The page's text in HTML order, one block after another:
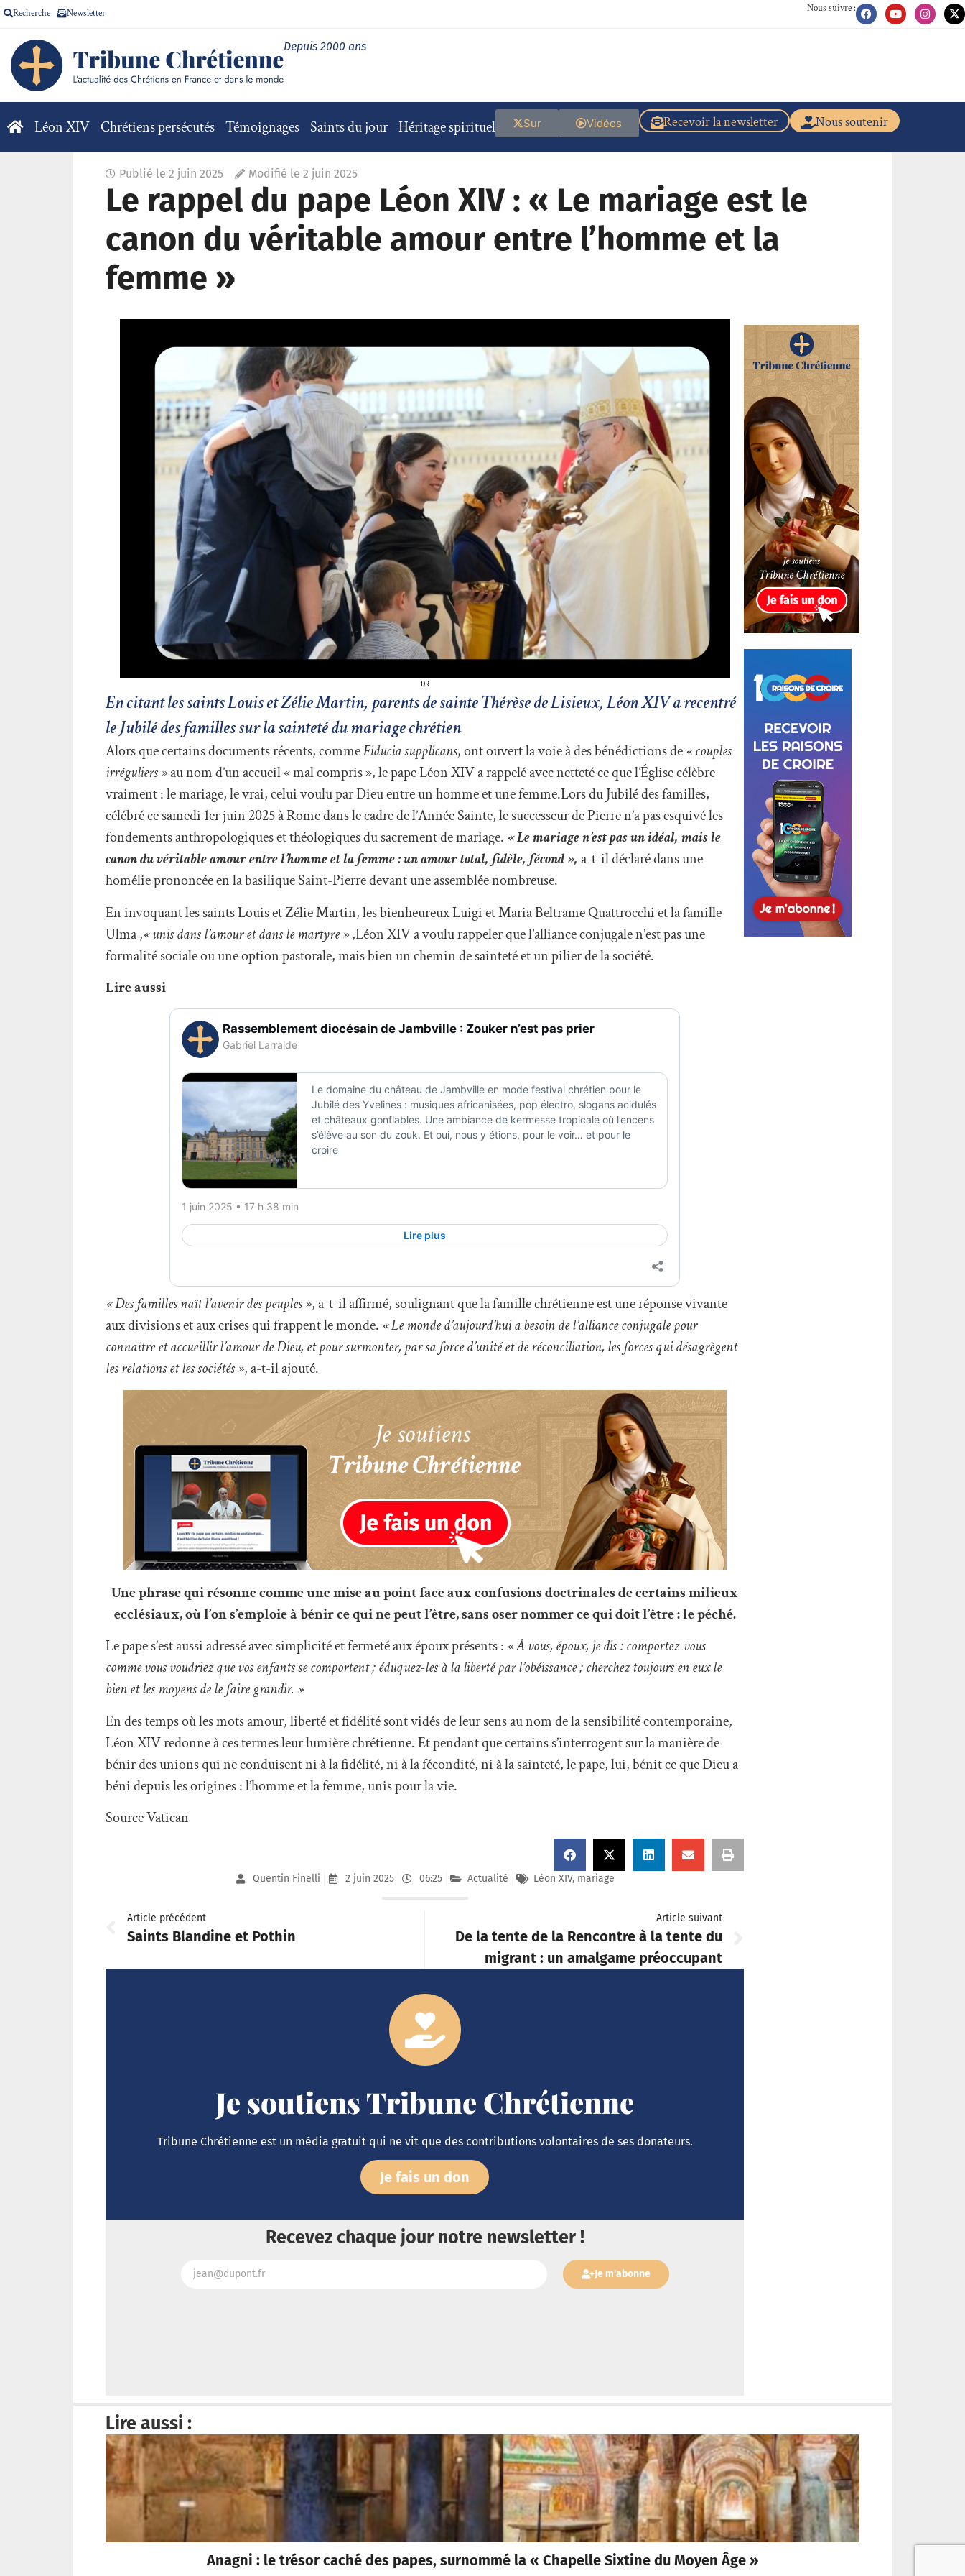
Recherche Newsletter Nous suivre :
Depuis 2000 ans
Léon XIV Chrétiens persécutés Témoignages Saints du jour Héritage spirituel Nous soutenir
Recevoir la newsletter
Vidéos
Sur
Publié le 2 juin 2025 Modifié le 2 juin 2025
Le rappel du pape Léon XIV : « Le mariage est le
canon du véritable amour entre l’homme et la
femme »
DR
En citant les saints Louis et Zélie Martin, parents de sainte Thérèse de Lisieux, Léon XIV a recentré
le Jubilé des familles sur la sainteté du mariage chrétien
Alors que certains documents récents, commeFiducia supplicans, ont ouvert la voie à des bénédictions de« couples
irréguliers »au nom d’un accueil « mal compris », le pape Léon XIV a rappelé avec netteté ce que l’Église célèbre
vraiment : le mariage, le vrai, celui voulu par Dieu entre un homme et une femme.Lors du Jubilé des familles,
célébré ce samedi 1er juin 2025 à Rome dans le cadre de l’Année Sainte, le successeur de Pierre n’a pas esquivé les
fondements anthropologiques et théologiques du sacrement de mariage. « Le mariage n’est pas un idéal, mais le
canon du véritable amour entre l’homme et la femme : un amour total, fidèle, fécond », a-t-il déclaré dans une
homélie prononcée en la basilique Saint-Pierre devant une assemblée nombreuse.
En invoquant les saints Louis et Zélie Martin, les bienheureux Luigi et Maria Beltrame Quattrocchi et la famille
Ulma ,« unis dans l’amour et dans le martyre »,Léon XIV a voulu rappeler que l’alliance conjugale n’est pas une
formalité sociale ou une option pastorale, mais bien un chemin de sainteté et un pilier de la société.
Lire aussi
« Des familles naît l’avenir des peuples », a-t-il affirmé, soulignant que la famille chrétienne est une réponse vivante
aux divisions et aux crises qui frappent le monde. « Le monde d’aujourd’hui a besoin de l’alliance conjugale pour
connaître et accueillir l’amour de Dieu, et pour surmonter, par sa force d’unité et de réconciliation, les forces qui désagrègent
les relations et les sociétés », a-t-il ajouté.
Une phrase qui résonne comme une mise au point face aux confusions doctrinales de certains milieux
ecclésiaux, où l’on s’emploie à bénir ce qui ne peut l’être, sans oser nommer ce qui doit l’être : le péché.
Le pape s’est aussi adressé avec simplicité et fermeté aux époux présents : « À vous, époux, je dis : comportez-vous
comme vous voudriez que vos enfants se comportent ; éduquez-les à la liberté par l’obéissance ; cherchez toujours en eux le
bien et les moyens de le faire grandir. »
En des temps où les mots amour, liberté et fidélité sont vidés de leur sens au nom de la sensibilité contemporaine,
Léon XIV redonne à ces termes leur lumière chrétienne. Et pendant que certains s’interrogent sur la manière de
bénir des unions qui ne conduisent ni à la fidélité, ni à la fécondité, ni à la sainteté, le pape, lui, bénit ce que Dieu a
béni depuis les origines : l’homme et la femme, unis pour la vie.
Source Vatican
Quentin Finelli 2 juin 2025 06:25 Actualité Léon XIV, mariage
Article précédent
Saints Blandine et Pothin
Article suivant
De la tente de la Rencontre à la tente du
migrant : un amalgame préoccupant
Je soutiens Tribune Chrétienne
Tribune Chrétienne est un média gratuit qui ne vit que des contributions volontaires de ses donateurs.
Je fais un don
Recevez chaque jour notre newsletter !
Je m'abonne
Lire aussi :
Anagni : le trésor caché des papes, surnommé la « Chapelle Sixtine du Moyen Âge »